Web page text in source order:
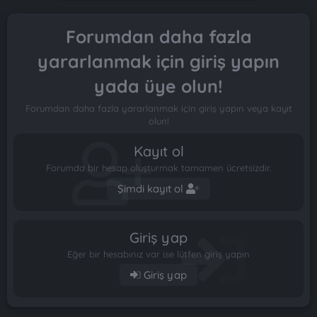
Forumdan daha fazla
yararlanmak için giriş yapın
yada üye olun!
Forumdan daha fazla yararlanmak için giriş yapın veya kayıt
olun!
Kayıt ol
Forumda bir hesap oluşturmak tamamen ücretsizdir.
Şimdi kayıt ol
Giriş yap
Eğer bir hesabınız var ise lütfen giriş yapın
Giriş yap